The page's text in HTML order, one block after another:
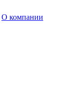
О компании